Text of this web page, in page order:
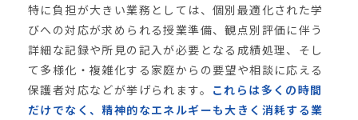
特に負担が大きい業務としては、個別最適化された学
びへの対応が求められる授業準備、観点別評価に伴う
詳細な記録や所見の記入が必要となる成績処理、そし
て多様化・複雑化する家庭からの要望や相談に応える
保護者対応などが挙げられます。 これらは多くの時間
だけでなく、精神的なエネルギーも大きく消耗する業